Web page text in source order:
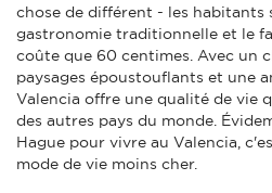
chose de différent - les habitants
gastronomie traditionnelle et le
coûte que 60 centimes. Avec un
paysages époustouflants et une
Valencia offre une qualité de vie
des autres pays du monde.
Hague pour vivre au Valencia,
mode de vie moins cher.